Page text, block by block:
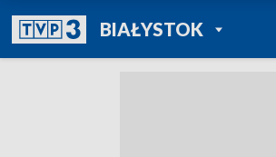
BIAŁYSTOKPOWRÓT DO
TVP REGIONY